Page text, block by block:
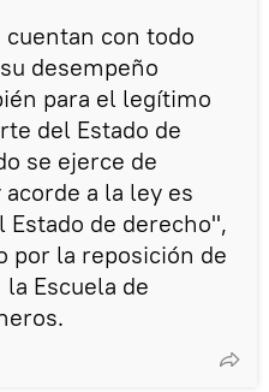
cuentan con todo
desempeño
para el legítimo
del Estado de
se ejerce de
a la ley es
de derecho",
por la reposición de
Escuela de